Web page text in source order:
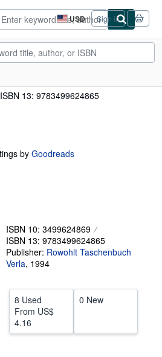
USD
Site
shopping
preferences
Sign in
CLOSE
ISBN 13: 9783499624865
by Goodreads
ISBN 10: 3499624869
ISBN 13: 9783499624865
Publisher: Rowohlt Taschenbuch
Verla, 1994
8 Used
From US$
4.16
0 New